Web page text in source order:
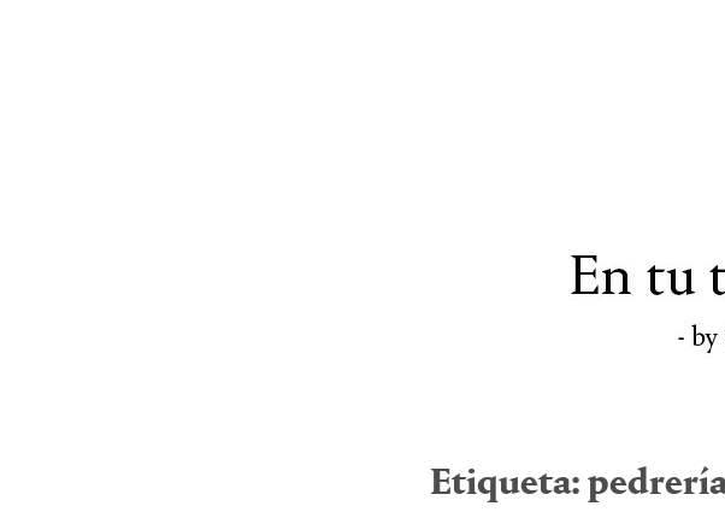
Etiqueta: